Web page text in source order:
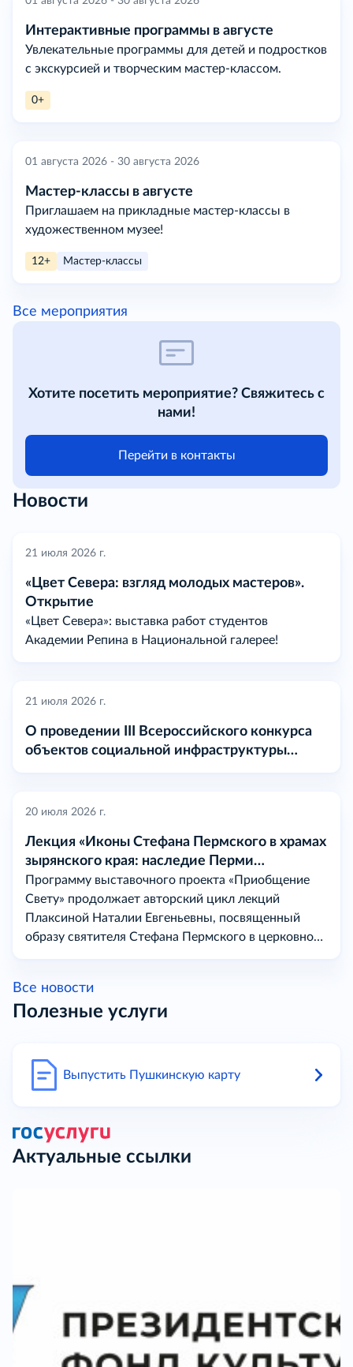
Интерактивные программы в августе
Увлекательные программы для детей и подростков
с экскурсией и творческим мастер-классом.
0+
01 августа 2026 - 30 августа 2026
Мастер-классы в августе
Приглашаем на прикладные мастер-классы в
художественном музее!
12+ Мастер-классы
Все мероприятия
Хотите посетить мероприятие? Свяжитесь с
нами!
Перейти в контакты
Новости
21 июля 2026 г.
«Цвет Севера: взгляд молодых мастеров».
Открытие
«Цвет Севера»: выставка работ студентов
Академии Репина в Национальной галерее!
21 июля 2026 г.
О проведении III Всероссийского конкурса
объектов социальной инфраструктуры
20 июля 2026 г.
Лекция «Иконы Стефана Пермского в храмах
зырянского края: наследие Перми
Вычегодской
Программу выставочного проекта «Приобщение
Свету» продолжает авторский цикл лекций
Плаксиной Наталии Евгеньевны, посвященный
образу святителя Стефана Пермского в церковном
Все новости
Полезные услуги
Выпустить Пушкинскую карту
Актуальные ссылки